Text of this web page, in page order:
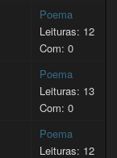
Poema
Leituras: 12
Com: 0
Poema
Leituras: 13
Com: 0
Poema
Leituras: 12